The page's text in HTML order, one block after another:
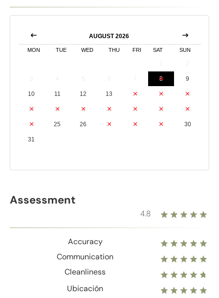
AUGUST 2026
MON TUE WED THU FRI SAT SUN
8 9
10 11 12 13 14 15 16
17 18 19 20 21 22 23
24 25 26 27 28 29 30
31
Assessment
4.8
Accuracy
Communication
Cleanliness
Ubicación